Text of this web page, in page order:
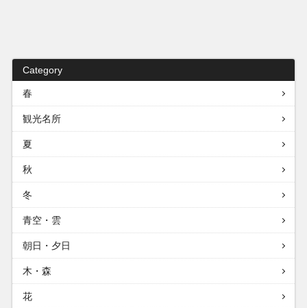
Category
春
観光名所
夏
秋
冬
青空・雲
朝日・夕日
木・森
花